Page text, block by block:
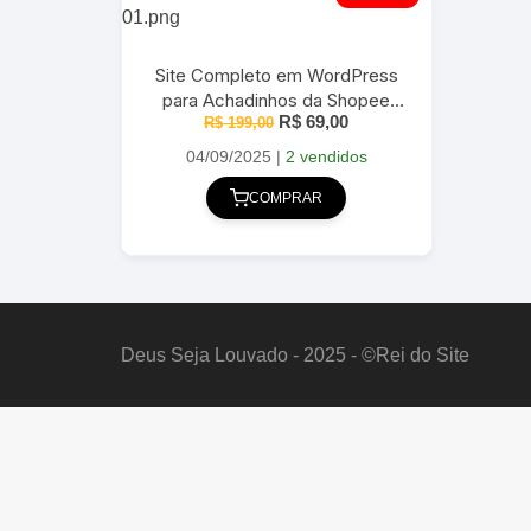
Site Completo em WordPress
para Achadinhos da Shopee
2025
R$199,00 O
original
era:
R$ 199,00.
R$ 69,00O
atual
04/09/2025 | 2 vendidos
COMPRAR
Deus Seja Louvado - 2025 - ©Rei do Site